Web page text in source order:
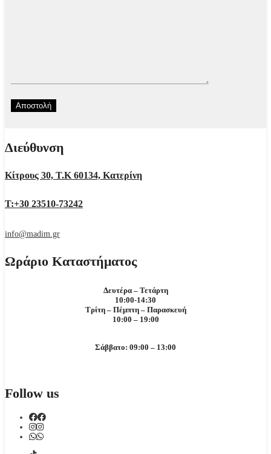
Διεύθυνση
Κίτρους 30, Τ.Κ 60134, Κατερίνη
Τ:+30 23510-73242
info@madim.gr
Ωράριο Καταστήματος
Δευτέρα – Τετάρτη
10:00-14:30
Τρίτη – Πέμπτη – Παρασκευή
10:00 – 19:00
Σάββατο: 09:00 – 13:00
Follow us